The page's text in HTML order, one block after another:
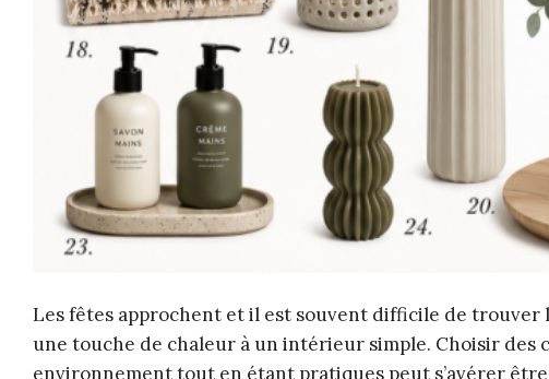
Les fêtes approchent et il est souvent difficile de
une touche de chaleur à un intérieur simple. Choisir des
environnement tout en étant pratiques peut s’avérer